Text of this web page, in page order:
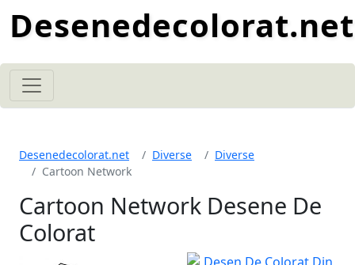
Desenedecolorat.net
Desenedecolorat.net Diverse
Diverse
Cartoon Network
Cartoon Network Desene De
Colorat